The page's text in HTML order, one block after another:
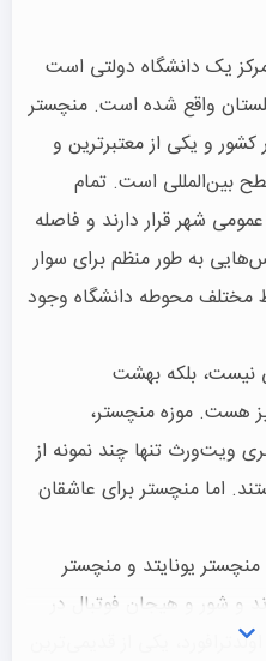
یک دانشگاه دولتی است
واقع شده است. منچستر
و یکی از معتبرترین و
بین‌المللی است. تمام
شهر قرار دارند و فاصله
به طور منظم برای سوار
مختلف محوطه دانشگاه وجود
بلکه بهشت
هست. موزه منچستر،
ویت‌ورث تنها چند نمونه از
اما منچستر برای عاشقان
یونایتد و منچستر
و شور و هیجان فوتبال در
یکی از قدیمی‌ترین